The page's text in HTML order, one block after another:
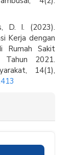
D. I. (2023).
Kerja dengan
Rumah Sakit
Tahun 2021.
14(1),